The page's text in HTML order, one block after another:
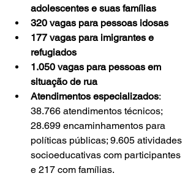
adolescentes e suas famílias
320 vagas para pessoas idosas
177 vagas para imigrantes e
refugiados
1.050 vagas para pessoas em
situação de rua
Atendimentos especializados:
38.766 atendimentos técnicos;
28.699 encaminhamentos para
políticas públicas; 9.605 atividades
socioeducativas com participantes
e 217 com famílias.